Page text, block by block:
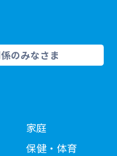
のみなさま
家庭
保健・体育